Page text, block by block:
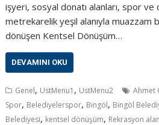
işyeri, sosyal donatı alanları, spor ve
metrekarelik yeşil alanıyla muazzam
dönüşen Kentsel Dönüşüm…
DEVAMINI OKU
Genel, UstMenu1 , UstMenu2 Ahmet
Spor, Belediyelerspor, Bingöl, Bingöl
Belediyesi, kentsel dönüşüm, Rekrasyon